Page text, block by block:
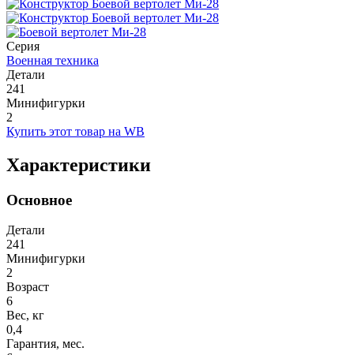
Серия
Военная техника
Детали
241
Минифигурки
2
Купить этот товар на WB
Характеристики
Основное
Детали
241
Минифигурки
2
Возраст
6
Вес, кг
0,4
Гарантия, мес.